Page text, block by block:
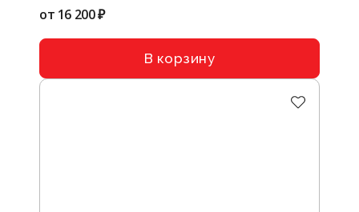
от 16 200 ₽
В корзину